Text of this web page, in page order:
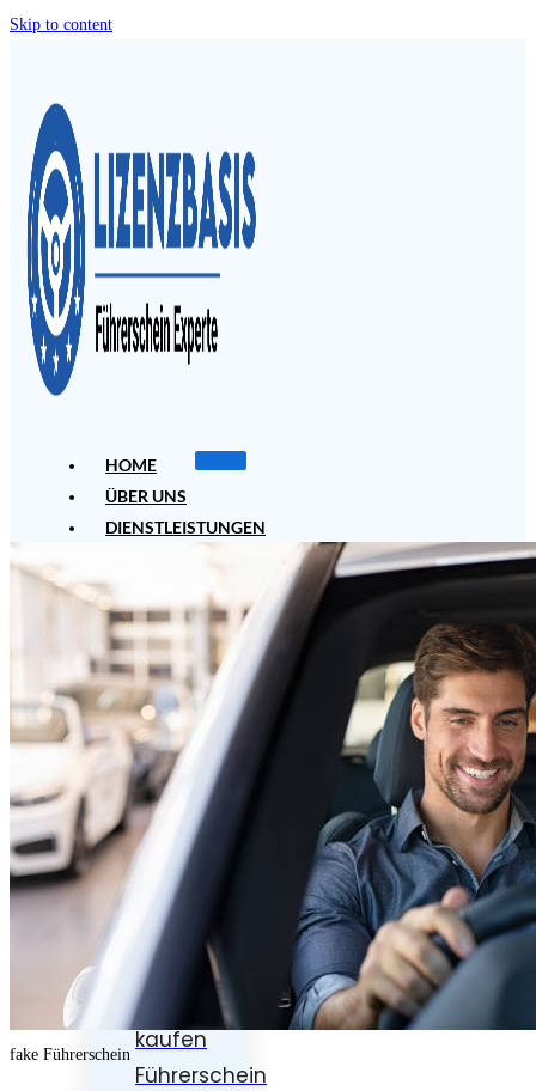
Skip to content
HOME
ÜBER UNS
DIENSTLEISTUNGEN
Führerschein
klasse
b
kaufen
Führerschein
kaufen
Motorrad
führerschein
kaufen
Lkw
führerschein
kaufen
Führerschein
fake Führerschein